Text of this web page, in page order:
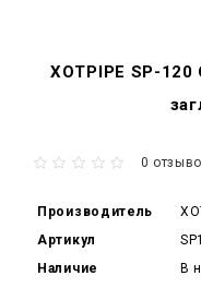
XOTPIPE SP-
0
Производитель
Артикул
Наличие
В